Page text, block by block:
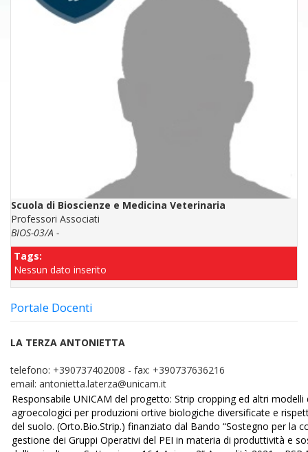
Scuola di Bioscienze e Medicina Veterinaria
Professori Associati
BIOS-03/A -
Tags:
Nessun dato inserito
Portale Docenti
LA TERZA ANTONIETTA
telefono: +390737402008 - fax: +390737636216
email: antonietta.laterza@unicam.it